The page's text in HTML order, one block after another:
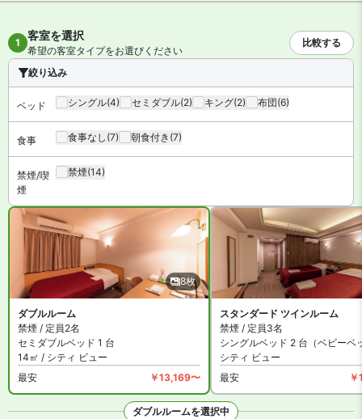
客室数は全 78 室。インターネットは無料 WiFi、有線インターネッ
トが利用可能です。施設は会議室・宴会場のほか、コインランドリ
ーがあります。
1
客室を選択
希望の客室タイプをお選びください
比較する
絞り込み
ベッド シングル(4) セミダブル(2) キング(2) 布団(6)
食事 食事なし (7) 朝食付き (7)
禁煙/喫
煙
禁煙(14)
8枚
ダブルルーム
禁煙 / 定員2名
セミダブルベッド 1 台
14㎡ / シティ ビュー
最安
￥13,169〜
スタンダード ツインルーム
禁煙 / 定員3名
シングルベッド 2 台（ベビーベ
シティ ビュー
最安
ダブルルームを選択中